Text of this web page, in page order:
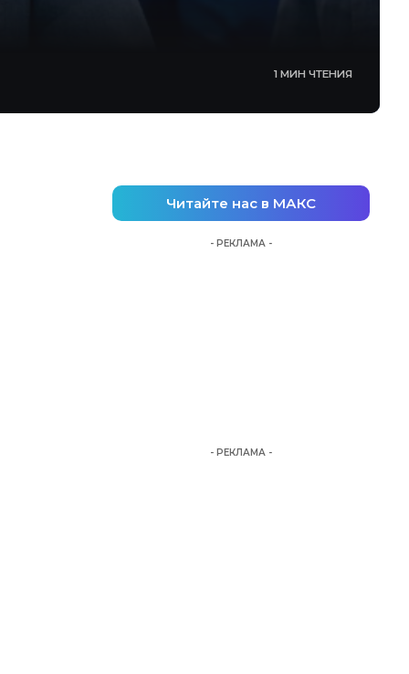
1 МИН ЧТЕНИЯ
Читайте нас в МАКС
- РЕКЛАМА -
- РЕКЛАМА -